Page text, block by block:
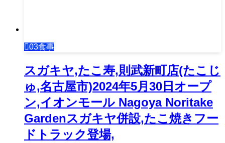
03食事
スガキヤ,たこ寿,則武新町店(たこじ
ゅ,名古屋市)2024年5月30日オープ
ン,イオンモール Nagoya Noritake
Gardenスガキヤ併設,たこ焼きフー
ドトラック登場,